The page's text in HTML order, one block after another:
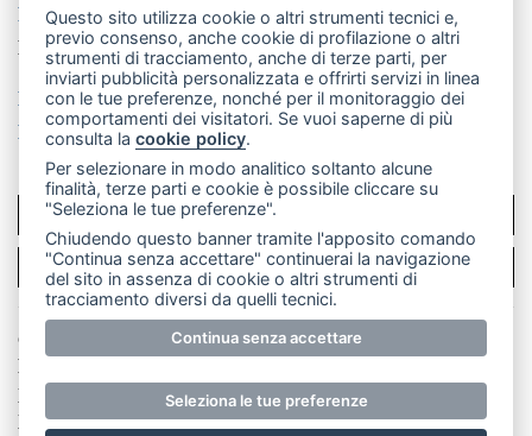
La redazione
MerateOnline CasateOnline
RSS
Made by VIP
Privacy policy
Cookie policy
Rivedi le tue scelte sui cookie
SCRIVICI
PER LA TUA PUBBLICITÀ
© Copyright Merateonline S.r.l. - Tutti i diritti riservati.
E' proibita la riproduzione e pubblicazione anche
parziale di testi, articoli e immagini senza la
preventiva autorizzazione scritta dell'editore. RI Lecco
Questo sito utilizza cookie o altri strumenti tecnici e,
previo consenso, anche cookie di profilazione o altri
strumenti di tracciamento, anche di terze parti, per
inviarti pubblicità personalizzata e offrirti servizi in linea
con le tue preferenze, nonché per il monitoraggio dei
comportamenti dei visitatori. Se vuoi saperne di più
consulta lacookie policy.
Per selezionare in modo analitico soltanto alcune
finalità, terze parti e cookie è possibile cliccare su
"Seleziona le tue preferenze".
Chiudendo questo banner tramite l'apposito comando
"Continua senza accettare" continuerai la navigazione
del sito in assenza di cookie o altri strumenti di
tracciamento diversi da quelli tecnici.
Continua senza accettare
Seleziona le tue preferenze